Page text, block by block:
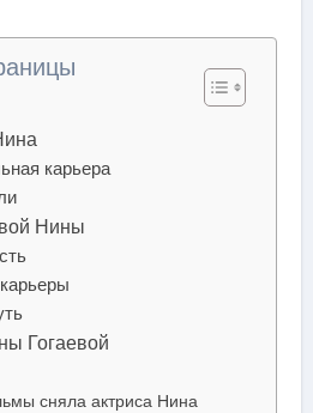
карьера
Нины
Гогаевой
сняла актриса Нина